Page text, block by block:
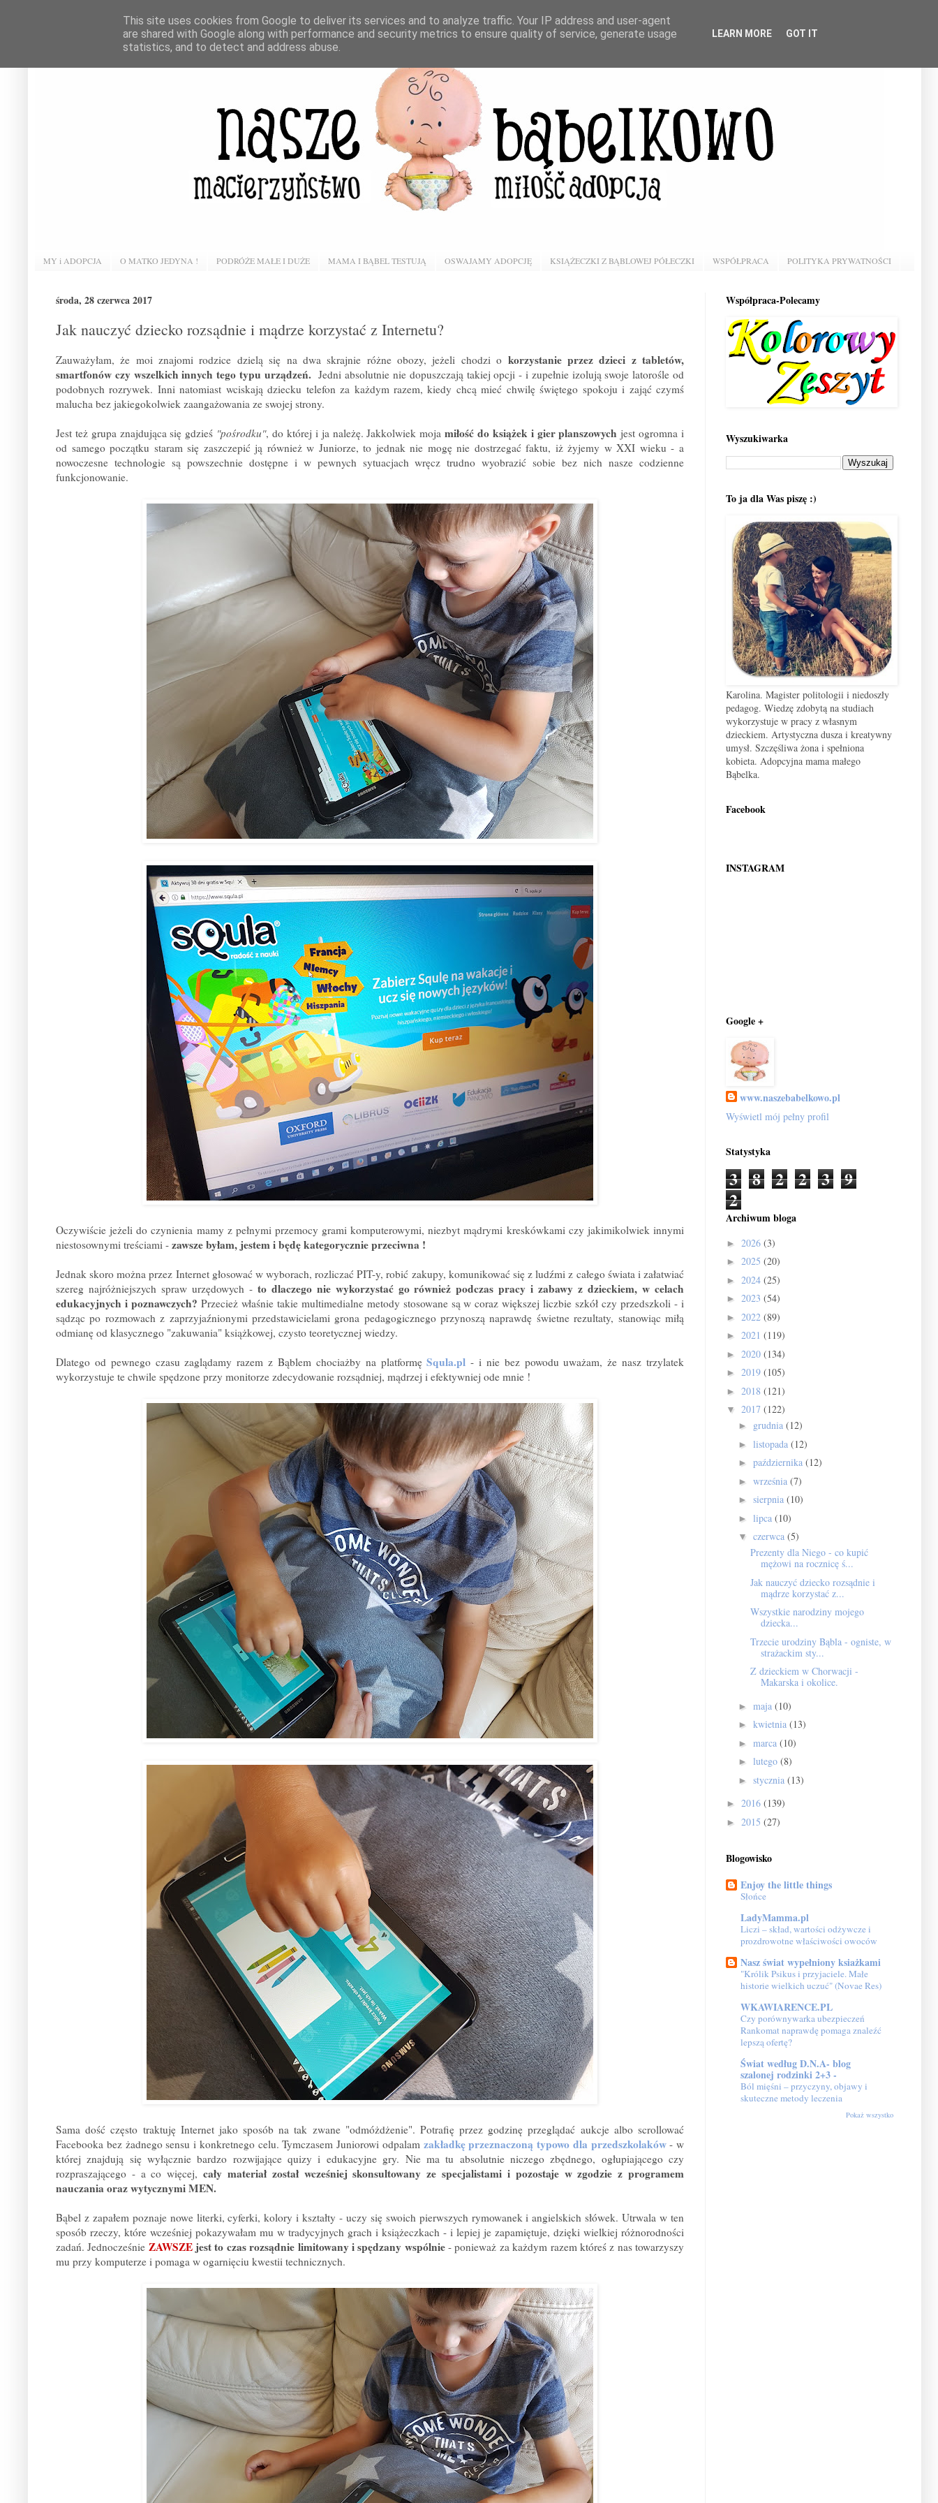
MY i ADOPCJA O MATKO JEDYNA ! PODRÓŻE MAŁE I DUŻE MAMA I BĄBEL TESTUJĄ OSWAJAMY ADOPCJĘ KSIĄŻECZKI Z BĄBLOWEJ PÓŁECZKI WSPÓŁPRACA POLITYKA PRYWATNOŚCI
środa, 28 czerwca 2017
Jak nauczyć dziecko rozsądnie i mądrze korzystać z Internetu?
Zauważyłam, że moi znajomi rodzice dzielą się na dwa skrajnie różne obozy, jeżeli chodzi o korzystanie przez dzieci z tabletów,
smartfonów czy wszelkich innych tego typu urządzeń. Jedni absolutnie nie dopuszczają takiej opcji - i zupełnie izolują swoje latorośle od
podobnych rozrywek. Inni natomiast wciskają dziecku telefon za każdym razem, kiedy chcą mieć chwilę świętego spokoju i zająć czymś
malucha bez jakiegokolwiek zaangażowania ze swojej strony.
Jest też grupa znajdująca się gdzieś "pośrodku", do której i ja należę. Jakkolwiek mojamiłość do książek i gier planszowychjest ogromna i
od samego początku staram się zaszczepić ją również w Juniorze, to jednak nie mogę nie dostrzegać faktu, iż żyjemy w XXI wieku - a
nowoczesne technologie są powszechnie dostępne i w pewnych sytuacjach wręcz trudno wyobrazić sobie bez nich nasze codzienne
funkcjonowanie.
Oczywiście jeżeli do czynienia mamy z pełnymi przemocy grami komputerowymi, niezbyt mądrymi kreskówkami czy jakimikolwiek innymi
niestosownymi treściami - zawsze byłam, jestem i będę kategorycznie przeciwna !
Jednak skoro można przez Internet głosować w wyborach, rozliczać PIT-y, robić zakupy, komunikować się z ludźmi z całego świata i załatwiać
szereg najróżniejszych spraw urzędowych - to dlaczego nie wykorzystać go również podczas pracy i zabawy z dzieckiem, w celach
edukacyjnych i poznawczych? Przecież właśnie takie multimedialne metody stosowane są w coraz większej liczbie szkół czy przedszkoli - i
sądząc po rozmowach z zaprzyjaźnionymi przedstawicielami grona pedagogicznego przynoszą naprawdę świetne rezultaty, stanowiąc miłą
odmianę od klasycznego "zakuwania" książkowej, czysto teoretycznej wiedzy.
Dlatego od pewnego czasu zaglądamy razem z Bąblem chociażby na platformęSqula.pl - i nie bez powodu uważam, że nasz trzylatek
wykorzystuje te chwile spędzone przy monitorze zdecydowanie rozsądniej, mądrzej i efektywniej ode mnie !
Sama dość często traktuję Internet jako sposób na tak zwane "odmóżdżenie". Potrafię przez godzinę przeglądać aukcje albo scrollować
Facebooka bez żadnego sensu i konkretnego celu. Tymczasem Juniorowi odpalam zakładkę przeznaczoną typowo dla przedszkolaków- w
której znajdują się wyłącznie bardzo rozwijające quizy i edukacyjne gry. Nie ma tu absolutnie niczego zbędnego, ogłupiającego czy
rozpraszającego - a co więcej,cały materiał został wcześniej skonsultowany ze specjalistami i pozostaje w zgodzie z programem
nauczania oraz wytycznymi MEN.
Bąbel z zapałem poznaje nowe literki, cyferki, kolory i kształty - uczy się swoich pierwszych rymowanek i angielskich słówek. Utrwala w ten
sposób rzeczy, które wcześniej pokazywałam mu w tradycyjnych grach i książeczkach - i lepiej je zapamiętuje, dzięki wielkiej różnorodności
zadań. Jednocześnie ZAWSZEjest to czas rozsądnie limitowany i spędzany wspólnie- ponieważ za każdym razem któreś z nas towarzyszy
mu przy komputerze i pomaga w ogarnięciu kwestii technicznych.
Współpraca-Polecamy
Wyszukiwarka
To ja dla Was piszę :)
Karolina. Magister politologii i niedoszły
pedagog. Wiedzę zdobytą na studiach
wykorzystuje w pracy z własnym
dzieckiem. Artystyczna dusza i kreatywny
umysł. Szczęśliwa żona i spełniona
kobieta. Adopcyjna mama małego
Bąbelka.
Facebook
INSTAGRAM
Google +
www.naszebabelkowo.pl
Wyświetl mój pełny profil
Statystyka
3 8 2 2 3 9
2
Archiwum bloga
► 2026 (3)
► 2025 (20)
► 2024 (25)
► 2023 (54)
► 2022 (89)
► 2021 (119)
► 2020 (134)
► 2019 (105)
► 2018 (121)
▼ 2017 (122)
► grudnia (12)
► listopada (12)
► października (12)
► września (7)
► sierpnia (10)
► lipca (10)
▼ czerwca (5)
Prezenty dla Niego - co kupić
mężowi na rocznicę ś...
Jak nauczyć dziecko rozsądnie i
mądrze korzystać z...
Wszystkie narodziny mojego
dziecka...
Trzecie urodziny Bąbla - ogniste, w
strażackim sty...
Z dzieckiem w Chorwacji -
Makarska i okolice.
► maja (10)
► kwietnia (13)
► marca (10)
► lutego (8)
► stycznia (13)
► 2016 (139)
► 2015 (27)
Blogowisko
Enjoy the little things
Słońce
LadyMamma.pl
Liczi – skład, wartości odżywcze i
prozdrowotne właściwości owoców
Nasz świat wypełniony ksiażkami
"Królik Psikus i przyjaciele. Małe
historie wielkich uczuć" (Novae Res)
WKAWIARENCE.PL
Czy porównywarka ubezpieczeń
Rankomat naprawdę pomaga znaleźć
lepszą ofertę?
Świat według D.N.A- blog
szalonej rodzinki 2+3 -
Ból mięśni – przyczyny, objawy i
skuteczne metody leczenia
Pokaż wszystko
This site uses cookies from Google to deliver its services and to analyze traffic. Your IP address and user-agent
are shared with Google along with performance and security metrics to ensure quality of service, generate usage
statistics, and to detect and address abuse.
LEARN MORE GOT IT